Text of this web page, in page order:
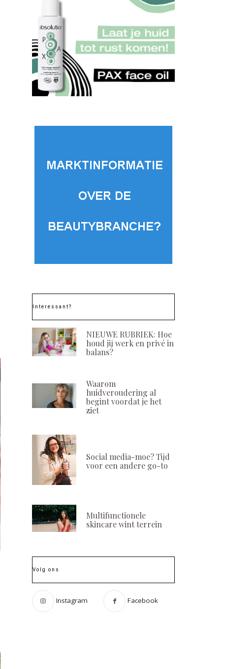
Interessant?
NIEUWE RUBRIEK: Hoe
houd jij werk en privé in
balans?
Waarom
huidveroudering al
begint voordat je het
ziet
Social media-moe? Tijd
voor een andere go-to
Multifunctionele
skincare wint terrein
Volg ons
Instagram Facebook